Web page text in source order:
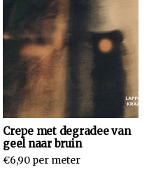
Crepe met degradee van
geel naar bruin
€6,90 per meter